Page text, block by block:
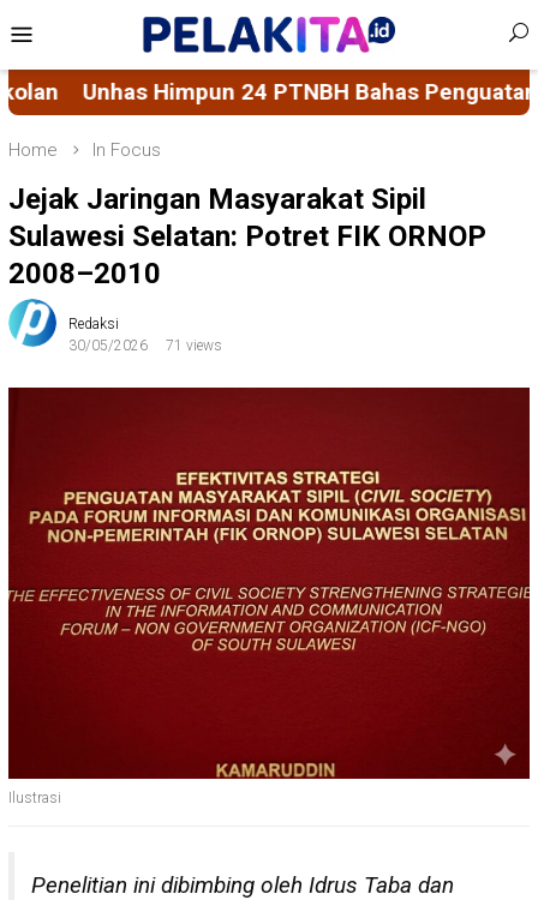
to
contentMenu
PTNBH Bahas Penguatan Sistem Penjaminan
Home In Focus
Jejak Jaringan Masyarakat Sipil
Sulawesi Selatan: Potret FIK ORNOP
2008–2010
Redaksi
30/05/2026
71 views
Ilustrasi
Penelitian ini dibimbing oleh Idrus Taba dan